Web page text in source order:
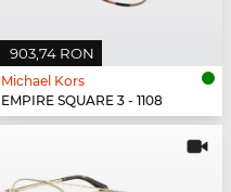
903,74 RON
Michael Kors
EMPIRE SQUARE 3 - 1108